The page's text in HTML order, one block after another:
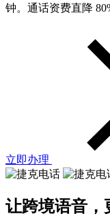
钟。通话资费直降
立即办理
让跨境语音，